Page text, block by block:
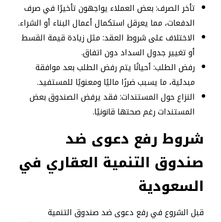
تأخر الصرف: بعض العملاء يواجهون تأخيرًا في صرف
الدفعات، مما يعرقل استكمال أعمال البناء أو الشراء.
الاختلاف على شروط العقد: مثل زيادة قيمة القسط
أو تغيير جدول السداد دون اتفاق.
رفض الطلب: أحيانًا يتم رفض الطلب بعد موافقة
مبدئية، ما يسبب ضررًا ماليًا ومعنويًا للمستفيد.
النزاع حول المستندات: فقد يرفض الصندوق بعض
المستندات رغم صحتها قانونيًا.
شروط رفع دعوى ضد
صندوق التنمية العقاري في
السعودية
قبل الشروع في رفع دعوى ضد صندوق التنمية